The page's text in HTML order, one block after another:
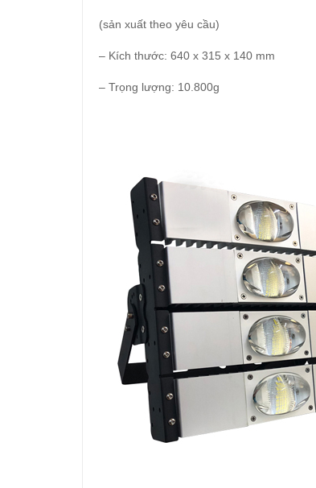
(sản xuất theo yêu cầu)
– Kích thước: 640 x 315 x 140 mm
– Trọng lượng: 10.800g